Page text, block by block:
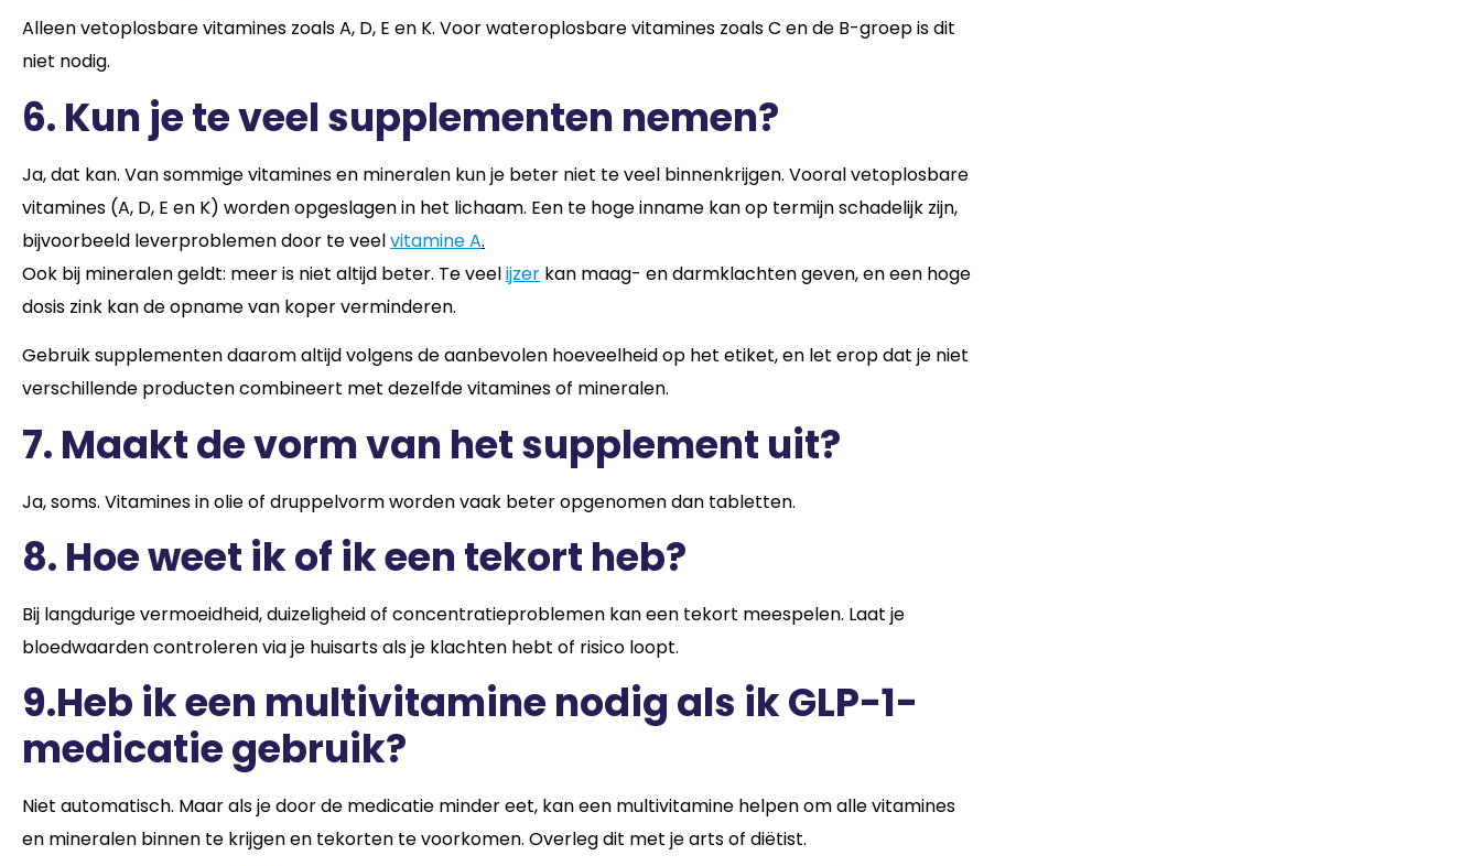
Alleen vetoplosbare vitamines zoals A, D, E en K. Voor wateroplosbare vitamines zoals C en de B-groep is dit
niet nodig.
6. Kun je te veel supplementen nemen?
Ja, dat kan. Van sommige vitamines en mineralen kun je beter niet te veel binnenkrijgen. Vooral vetoplosbare
vitamines (A, D, E en K) worden opgeslagen in het lichaam. Een te hoge inname kan op termijn schadelijk zijn,
bijvoorbeeld leverproblemen door te veelvitamine A.
Ook bij mineralen geldt: meer is niet altijd beter. Te veelijzer kan maag- en darmklachten geven, en een hoge
dosis zink kan de opname van koper verminderen.
Gebruik supplementen daarom altijd volgens de aanbevolen hoeveelheid op het etiket, en let erop dat je niet
verschillende producten combineert met dezelfde vitamines of mineralen.
7. Maakt de vorm van het supplement uit?
Ja, soms. Vitamines in olie of druppelvorm worden vaak beter opgenomen dan tabletten.
8. Hoe weet ik of ik een tekort heb?
Bij langdurige vermoeidheid, duizeligheid of concentratieproblemen kan een tekort meespelen. Laat je
bloedwaarden controleren via je huisarts als je klachten hebt of risico loopt.
9.Heb ik een multivitamine nodig als ik GLP-1-
medicatie gebruik?
Niet automatisch. Maar als je door de medicatie minder eet, kan een multivitamine helpen om alle vitamines
en mineralen binnen te krijgen en tekorten te voorkomen. Overleg dit met je arts of diëtist.